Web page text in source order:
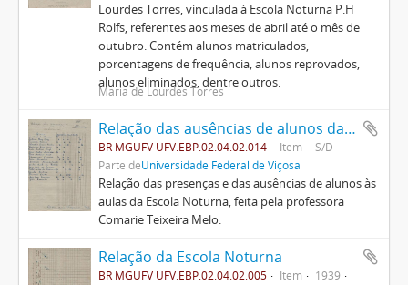
Lourdes Torres, vinculada à Escola Noturna P.H
Rolfs, referentes aos meses de abril até o mês de
outubro. Contém alunos matriculados,
porcentagens de frequência, alunos reprovados,
alunos eliminados, dentre outros.
Maria de Lourdes Torres
Relação das ausências de alunos da Escola Noturna
BR MGUFV UFV.EBP.02.04.02.014 Item
S/D
Parte deUniversidade Federal de Viçosa
Relação das presenças e das ausências de alunos às
aulas da Escola Noturna, feita pela professora
Comarie Teixeira Melo.
Relação da Escola Noturna
BR MGUFV UFV.EBP.02.04.02.005 Item
1939